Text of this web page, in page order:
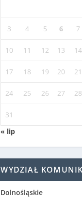
3 4 5 6 7
10 11 12 13 14
17 18 19 20 21
24 25 26 27 28
31
« lip
WYDZIAŁ
Dolnośląskie